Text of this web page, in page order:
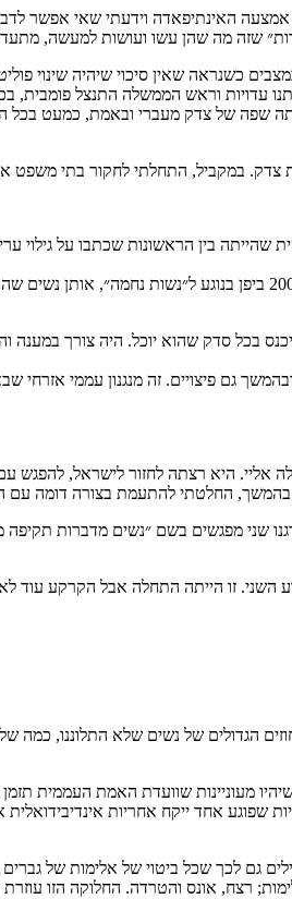
האינתיפאדה וידעתי שאי אפשר לדבר
שזה מה שהן עשו ועושות למעשה,
שאין סיכוי שיהיה שינוי
עדויות וראש הממשלה התנצל פומבית,
באותה שפה של צדק מעברי ובאמת,
במקביל, התחלתי לחקור בתי משפט
שהייתה בין הראשונות שכתבו על
המקרה שהכי עיצב את המחשבה שלי בנושא היה בית המשפט האלטרנטיבי
בכל סדק שהוא יוכל. היה צורך
גם פיצויים. זה מנגנון עממי אזרחי
אליי. היא רצתה לחזור לישראל,
בהמשך, החלטתי להתעמת בצורה דומה
שני מפגשים בשם ״נשים מדברות
השני. זו הייתה התחלה אבל הקרקע עוד
הגדולים של נשים שלא התלוננו,
שיהיו מעוניינות שוועדת האמת
שפוגע אחד ייקח אחריות
גם לכך שכל ביטוי של אלימות של
רצח, אונס והטרדה. החלוקה הזו